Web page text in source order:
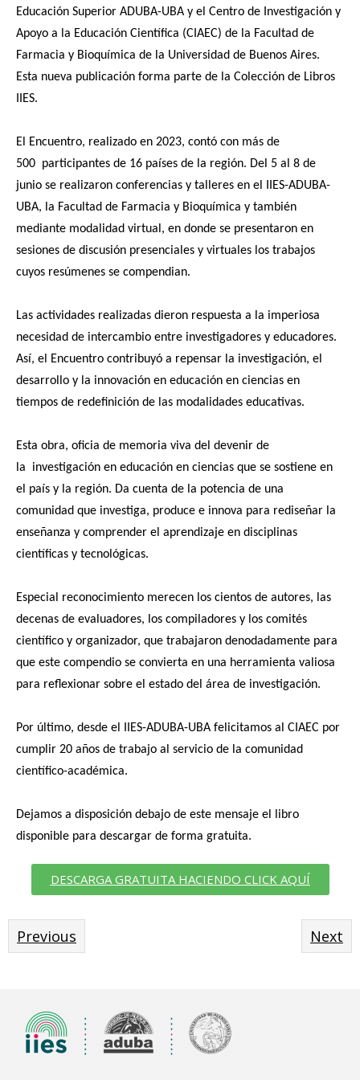
Educación Superior ADUBA-UBA y el Centro de Investigación y
Apoyo a la Educación Científica (CIAEC) de la Facultad de
Farmacia y Bioquímica de la Universidad de Buenos Aires.
Esta nueva publicación forma parte de la Colección de Libros
IIES.
El Encuentro, realizado en 2023, contó con más de
500 participantes de 16 países de la región. Del 5 al 8 de
junio se realizaron conferencias y talleres en el IIES-ADUBA-
UBA, la Facultad de Farmacia y Bioquímica y también
mediante modalidad virtual, en donde se presentaron en
sesiones de discusión presenciales y virtuales los trabajos
cuyos resúmenes se compendian.
Las actividades realizadas dieron respuesta a la imperiosa
necesidad de intercambio entre investigadores y educadores.
Así, el Encuentro contribuyó a repensar la investigación, el
desarrollo y la innovación en educación en ciencias en
tiempos de redefinición de las modalidades educativas.
Esta obra, oficia de memoria viva del devenir de
la investigación en educación en ciencias que se sostiene en
el país y la región. Da cuenta de la potencia de una
comunidad que investiga, produce e innova para rediseñar la
enseñanza y comprender el aprendizaje en disciplinas
científicas y tecnológicas.
Especial reconocimiento merecen los cientos de autores, las
decenas de evaluadores, los compiladores y los comités
científico y organizador, que trabajaron denodadamente para
que este compendio se convierta en una herramienta valiosa
para reflexionar sobre el estado del área de investigación.
Por último, desde el IIES-ADUBA-UBA felicitamos al CIAEC por
cumplir 20 años de trabajo al servicio de la comunidad
científico-académica.
Dejamos a disposición debajo de este mensaje el libro
disponible para descargar de forma gratuita.
DESCARGA GRATUITA HACIENDO CLICK AQUÍ
Previous Next